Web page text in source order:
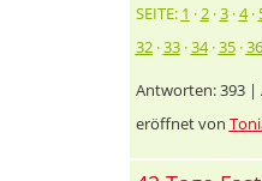
SEITE: 1 ·2·3·4·
32·33·34·35·36
Antworten: 393 |
eröffnet von